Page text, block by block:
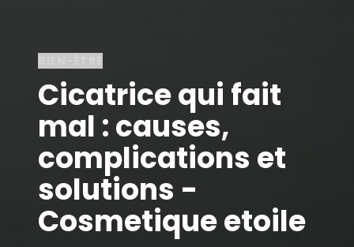
Cicatrice qui fait
mal : causes,
complications et
solutions -
Cosmetique etoile